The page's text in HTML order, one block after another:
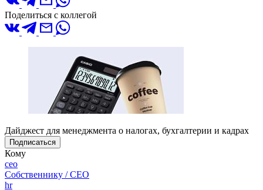
Поделиться с коллегой
Дайджест для менеджмента о налогах, бухгалтерии и кадрах
Подписаться
Кому
ceo
Собственнику / CEO
hr